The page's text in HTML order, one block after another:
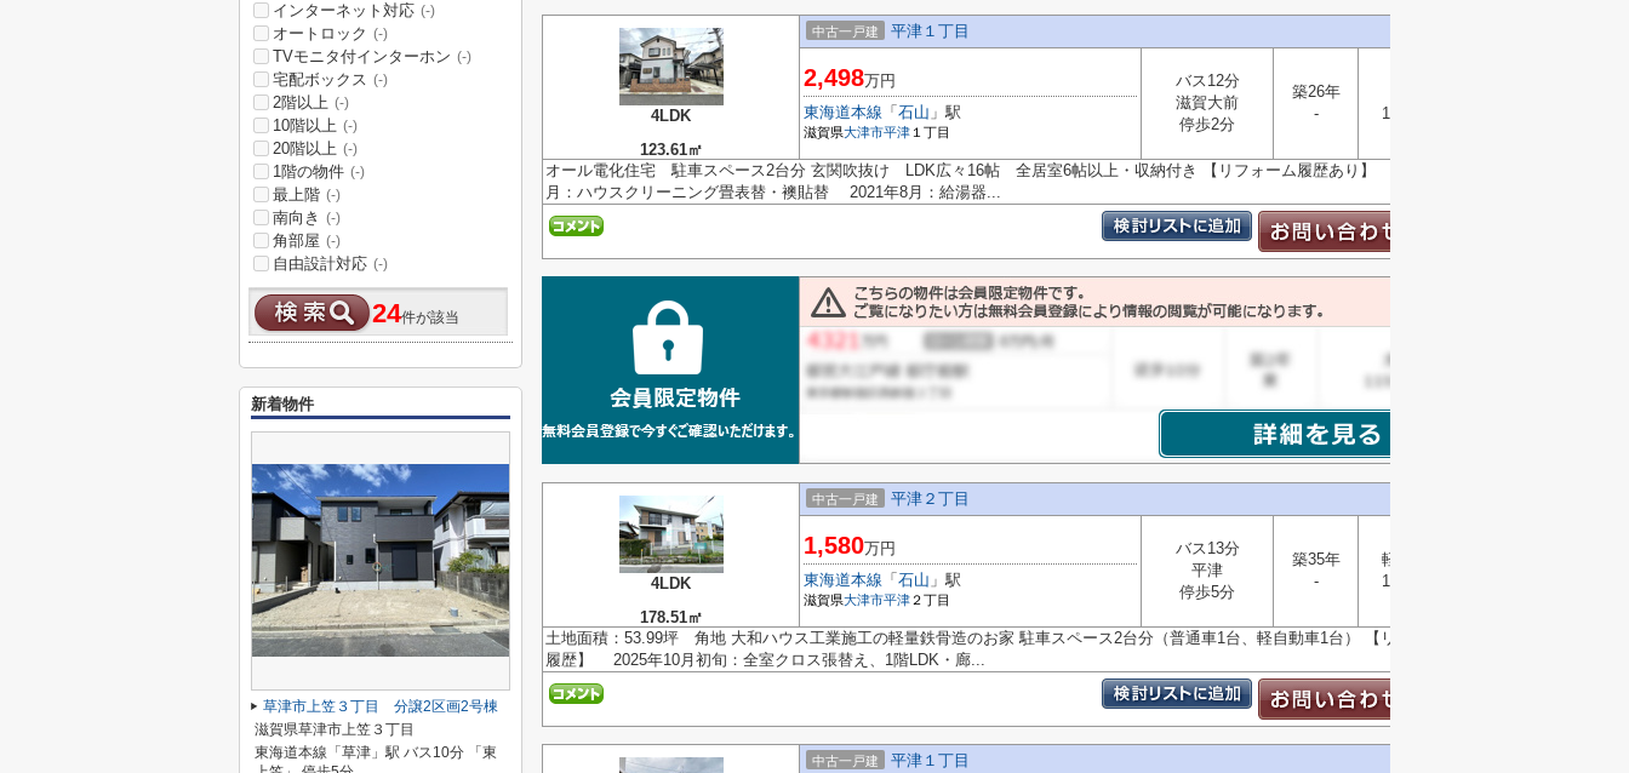
4LDK
123.61㎡
中古一戸建 平津１丁目
2,498万円
東海道本線 「 石山 」駅
滋賀県大津市平津 １丁目
バス12分
滋賀大前
停歩2分
築26年
-
106.92㎡
オール電化住宅 駐車スペース2台分 玄関吹抜け LDK広々16帖 全居室6帖以上・収納付き 【リフォーム履歴あり】 2026年6
月：ハウスクリーニング畳表替・襖貼替 2021年8月：給湯器...
4LDK
178.51㎡
中古一戸建 平津２丁目
1,580万円
東海道本線 「 石山 」駅
滋賀県大津市平津 ２丁目
バス13分
平津
停歩5分
築35年
-
軽量鉄骨
114.58㎡
土地面積：53.99坪 角地 大和ハウス工業施工の軽量鉄骨造のお家 駐車スペース2台分（普通車1台、軽自動車1台） 【リフォーム
履歴】 2025年10月初旬：全室クロス張替え、1階LDK・廊...
中古一戸建 平津１丁目
インターネット対応 (-)
オートロック (-)
TVモニタ付インターホン (-)
宅配ボックス (-)
2階以上 (-)
10階以上 (-)
20階以上 (-)
1階の物件 (-)
最上階 (-)
南向き (-)
角部屋 (-)
自由設計対応 (-)
24件が該当
新着物件
草津市上笠３丁目 分譲2区画2号棟
滋賀県草津市上笠３丁目
東海道本線「草津」駅 バス10分 「東